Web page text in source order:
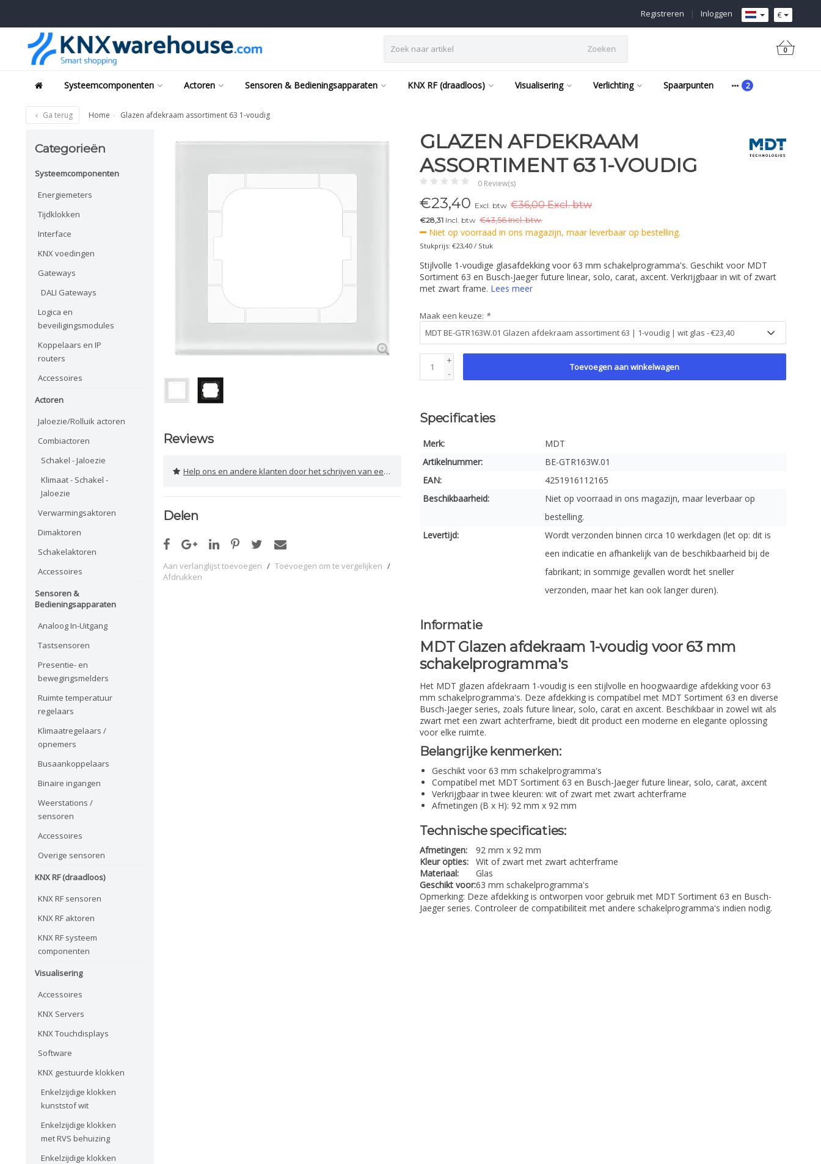
€
Inloggen
|
Registreren
Zoeken 0
Systeemcomponenten Actoren Sensoren & Bedieningsapparaten KNX RF (draadloos) Visualisering Verlichting Spaarpunten
Ga terug Home Glazen afdekraam assortiment 63 1-voudig
Categorieën
Systeemcomponenten
Energiemeters
Tijdklokken
Interface
KNX voedingen
Gateways
DALI Gateways
Logica en
beveiligingsmodules
Koppelaars en IP
routers
Accessoires
Actoren
Jaloezie/Rolluik actoren
Combiactoren
Schakel - Jaloezie
Klimaat - Schakel -
Jaloezie
Verwarmingsaktoren
Dimaktoren
Schakelaktoren
Accessoires
Sensoren &
Bedieningsapparaten
Analoog In-Uitgang
Tastsensoren
Presentie- en
bewegingsmelders
Ruimte temperatuur
regelaars
Klimaatregelaars /
opnemers
Busaankoppelaars
Binaire ingangen
Weerstations /
sensoren
Accessoires
Overige sensoren
KNX RF (draadloos)
KNX RF sensoren
KNX RF aktoren
KNX RF systeem
componenten
Visualisering
Accessoires
KNX Servers
KNX Touchdisplays
Software
KNX gestuurde klokken
Enkelzijdige klokken
kunststof wit
Enkelzijdige klokken
met RVS behuizing
Enkelzijdige klokken
Reviews
Help ons en andere klanten door het schrijven van een review
Delen
Aan verlanglijst toevoegen / Toevoegen om te vergelijken /
Afdrukken
GLAZEN AFDEKRAAM
ASSORTIMENT 63 1-VOUDIG
0 Review(s)
€23,40 Excl. btw €36,00 Excl. btw
€28,31 Incl. btw €43,56 Incl. btw.
Niet op voorraad in ons magazijn, maar leverbaar op bestelling.
Stukprijs: €23,40 / Stuk
Stijlvolle 1-voudige glasafdekking voor 63 mm schakelprogramma's. Geschikt voor MDT
Sortiment 63 en Busch-Jaeger future linear, solo, carat, axcent. Verkrijgbaar in wit of zwart
met zwart frame. Lees meer
Maak een keuze: *
+
-
Toevoegen aan winkelwagen
Specificaties
Merk:
MDT
Artikelnummer:
BE-GTR163W.01
EAN:
4251916112165
Beschikbaarheid:
Niet op voorraad in ons magazijn, maar leverbaar op
bestelling.
Levertijd:
Wordt verzonden binnen circa 10 werkdagen (let op: dit is
een indicatie en afhankelijk van de beschikbaarheid bij de
fabrikant; in sommige gevallen wordt het sneller
verzonden, maar het kan ook langer duren).
Informatie
MDT Glazen afdekraam 1-voudig voor 63 mm
schakelprogramma's
Het MDT glazen afdekraam 1-voudig is een stijlvolle en hoogwaardige afdekking voor 63
mm schakelprogramma's. Deze afdekking is compatibel met MDT Sortiment 63 en diverse
Busch-Jaeger series, zoals future linear, solo, carat en axcent. Beschikbaar in zowel wit als
zwart met een zwart achterframe, biedt dit product een moderne en elegante oplossing
voor elke ruimte.
Belangrijke kenmerken:
Geschikt voor 63 mm schakelprogramma's
Compatibel met MDT Sortiment 63 en Busch-Jaeger future linear, solo, carat, axcent
Verkrijgbaar in twee kleuren: wit of zwart met zwart achterframe
Afmetingen (B x H): 92 mm x 92 mm
Technische specificaties:
Afmetingen:
92 mm x 92 mm
Kleur opties:
Wit of zwart met zwart achterframe
Materiaal:
Glas
Geschikt voor:63 mm schakelprogramma's
Opmerking: Deze afdekking is ontworpen voor gebruik met MDT Sortiment 63 en Busch-
Jaeger series. Controleer de compatibiliteit met andere schakelprogramma's indien nodig.